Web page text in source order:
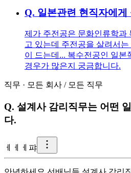
Q. 일본관련 현직자에게
제가 주전공은 문화인류학과
고 있는데 주전공을 살려서
이 드는데... 복수전공인 일본
경우가 많은지 궁금합니다.
직무 · 모든 회사 / 모든 직무
Q. 설계사 감리직무는 어떤
다.
ㅔ ㅔㅔ퍄